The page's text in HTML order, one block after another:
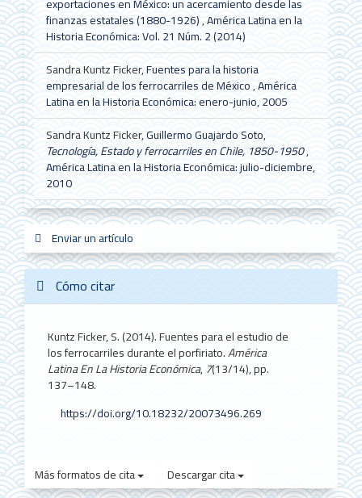
finanzas estatales (1880-1926),América Latina en la
Historia Económica: Vol. 21 Núm. 2 (2014)
Sandra Kuntz Ficker,Fuentes para la historia
empresarial de los ferrocarriles de México,América
Latina en la Historia Económica: enero-junio, 2005
Sandra Kuntz Ficker,Guillermo Guajardo Soto,
Tecnología, Estado y ferrocarriles en Chile, 1850-1950,
América Latina en la Historia Económica: julio-diciembre,
2010
un
artículo
Enviar un artículo
Cómo citar
Kuntz Ficker, S. (2014). Fuentes para el estudio de
los ferrocarriles durante el porfiriato.América
Latina En La Historia Económica,7(13/14), pp.
137–148.
https://doi.org/10.18232/20073496.269
Más formatos de cita Descargar cita
redes